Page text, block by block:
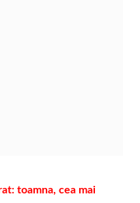
toamna, cea mai